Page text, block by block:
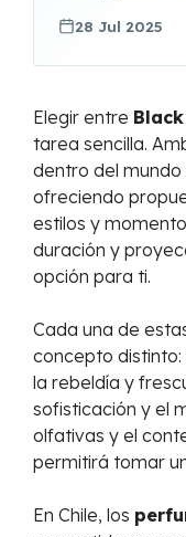
28 Jul 2025
Elegir entre
tarea sencilla.
dentro del mundo
ofreciendo
estilos y
duración y
opción para ti.
Cada una de
concepto distinto:
la rebeldía y
sofisticación y el
olfativas y el
permitirá tomar
En Chile, los